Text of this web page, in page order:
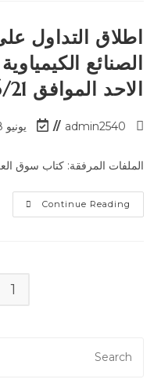
اطلاق التداول
الصنائع
الاحد الموافق 2026/6/21
admin2540 يونيو 18, 2026
الملفات المرفقة: كتاب سوق
Continue Reading
1